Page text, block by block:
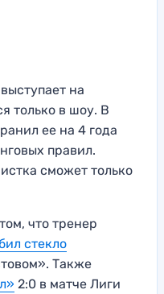
на
только в шоу. В
ее на 4 года
правил.
сможет только
что тренер
стекло
Также
2:0 в матче Лиги